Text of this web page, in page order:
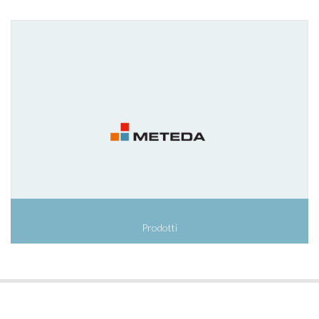
Prodotti